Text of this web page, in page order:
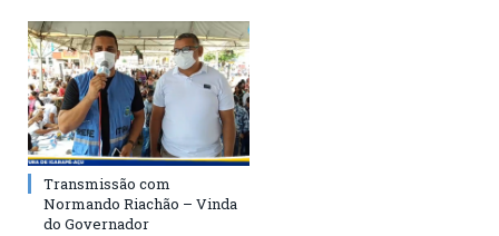
Transmissão com
Normando Riachão – Vinda
do Governador